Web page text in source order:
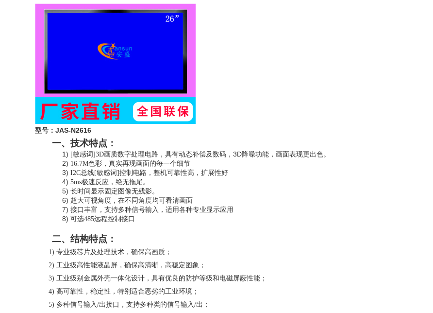
型号： JAS-N2616
一、技术特点：
1) [敏感词]3D画质数字处理电路，具有动态补偿及数码， 3D降噪功能，画面表现更出色。
2) 16.7M色彩，真实再现画面的每一个细节
3) I2C总线[敏感词]控制电路，整机可靠性高，扩展性好
4) 5ms极速反应，绝无拖尾。
5) 长时间显示固定图像无残影。
6) 超大可视角度，在不同角度均可看清画面
7) 接口丰富，支持多种信号输入，适用各种专业显示应用
8) 可选485远程控制接口
二、 结构特点：
1) 专业级芯片及处理技术，确保高画质；
2) 工业级高性能液晶屏，确保高清晰，高稳定图象；
3) 工业级别金属外壳一体化设计，具有优良的防护等级和电磁屏蔽性能；
4) 高可靠性，稳定性，特别适合恶劣的工业环境；
5) 多种信号输入/出接口，支持多种类的信号输入/出；